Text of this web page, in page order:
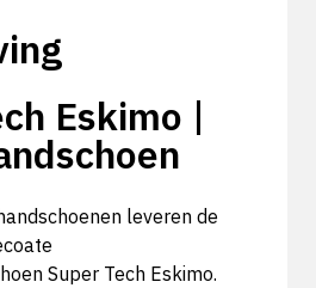
Eskimo |
leveren de
Super Tech Eskimo.